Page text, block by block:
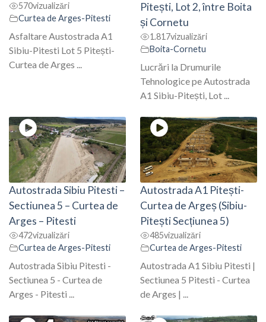
570vizualizări
Curtea de Arges-Pitesti
Asfaltare Austostrada A1
Sibiu-Pitesti Lot 5 Pitești-
Curtea de Arges ...
Pitești, Lot 2, între Boita
și Cornetu
1.817vizualizări
Boita-Cornetu
Lucrări la Drumurile
Tehnologice pe Autostrada
A1 Sibiu-Pitești, Lot ...
Autostrada Sibiu Pitesti –
Sectiunea 5 – Curtea de
Arges – Pitesti
472vizualizări
Curtea de Arges-Pitesti
Autostrada Sibiu Pitesti -
Sectiunea 5 - Curtea de
Arges - Pitesti ...
Autostrada A1 Pitești-
Curtea de Argeș (Sibiu-
Pitești Secțiunea 5)
485vizualizări
Curtea de Arges-Pitesti
Autostrada A1 Sibiu Pitesti |
Sectiunea 5 Pitesti - Curtea
de Arges | ...